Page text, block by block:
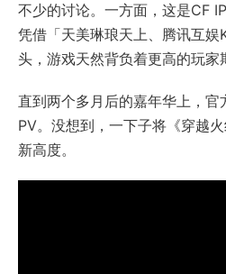
不少的讨论。一方面，这是CF
凭借「天美琳琅天上、腾讯互娱
头，游戏天然背负着更高的玩家
直到两个多月后的嘉年华上，官
PV。没想到，一下子将《穿越
新高度。